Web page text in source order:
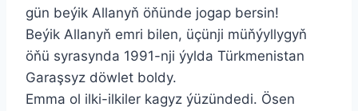
gün beýik Allanyň öňünde jogap bersin!
Beýik Allanyň emri bilen, üçünji müňýyllygyň
öňü syrasynda 1991-nji ýylda Türkmenistan
Garaşsyz döwlet boldy.
Emma ol ilki-ilkiler kagyz ýüzündedi. Ösen